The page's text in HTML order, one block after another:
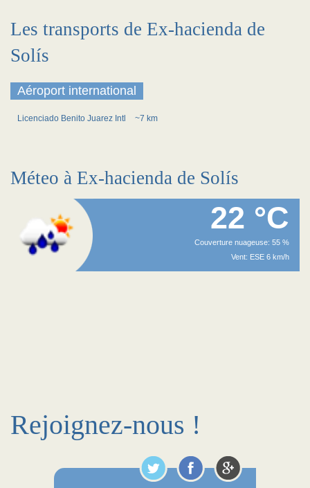
Les transports de Ex-hacienda de
Solís
Aéroport international
Licenciado Benito Juarez Intl ~7 km
Méteo à Ex-hacienda de Solís
22 °C
Couverture nuageuse: 55 %
Vent: ESE 6 km/h
Rejoignez-nous !